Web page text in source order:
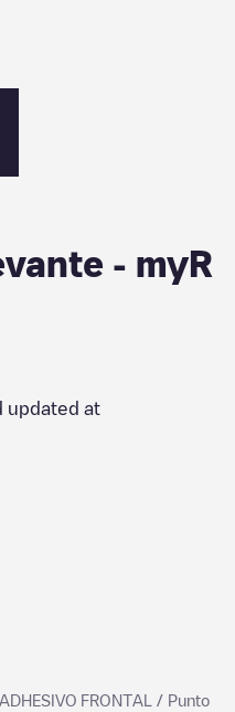
- myR
updated at
FRONTAL / Punto